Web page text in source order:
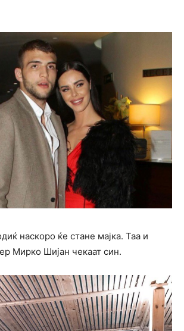
наскоро ќе стане мајка. Таа и
Мирко Шијан чекаат син.